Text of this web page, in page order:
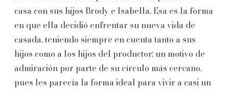
casa con sus hijos Brody e Isabella. Esa es la forma
en que ella decidió enfrentar su nueva vida de
casada, teniendo siempre en cuenta tanto a sus
hijos como a los hijos del productor; un motivo de
admiración por parte de su círculo más cercano,
pues les parecía la forma ideal para vivir a casi un